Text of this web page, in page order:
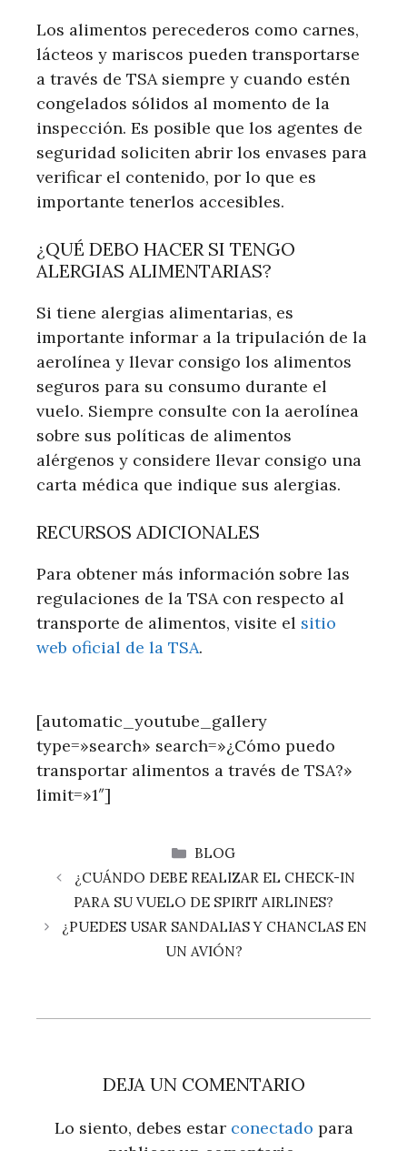
Los alimentos perecederos como carnes,
lácteos y mariscos pueden transportarse
a través de TSA siempre y cuando estén
congelados sólidos al momento de la
inspección. Es posible que los agentes de
seguridad soliciten abrir los envases para
verificar el contenido, por lo que es
importante tenerlos accesibles.
¿QUÉ DEBO HACER SI TENGO
ALERGIAS ALIMENTARIAS?
Si tiene alergias alimentarias, es
importante informar a la tripulación de la
aerolínea y llevar consigo los alimentos
seguros para su consumo durante el
vuelo. Siempre consulte con la aerolínea
sobre sus políticas de alimentos
alérgenos y considere llevar consigo una
carta médica que indique sus alergias.
RECURSOS ADICIONALES
Para obtener más información sobre las
regulaciones de la TSA con respecto al
transporte de alimentos, visite el sitio
web oficial de la TSA.
[automatic_youtube_gallery
type=»search» search=»¿Cómo puedo
transportar alimentos a través de TSA?»
limit=»1″]
CATEGORÍAS
BLOG
¿CUÁNDO DEBE REALIZAR EL CHECK-IN
PARA SU VUELO DE SPIRIT AIRLINES?
¿PUEDES USAR SANDALIAS Y CHANCLAS EN
UN AVIÓN?
DEJA UN COMENTARIO
Lo siento, debes estar conectado para